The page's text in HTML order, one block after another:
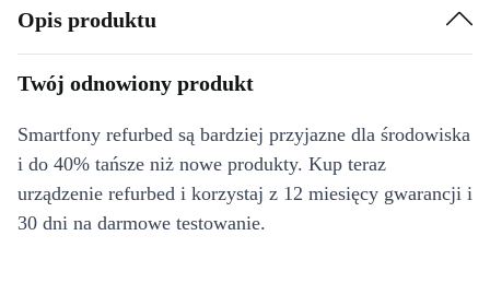
Opis produktu
Twój odnowiony produkt
Smartfony refurbed są bardziej przyjazne dla środowiska
i do 40% tańsze niż nowe produkty. Kup teraz
urządzenie refurbed i korzystaj z 12 miesięcy gwarancji i
30 dni na darmowe testowanie.